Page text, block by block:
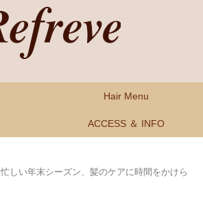
Hair Menu
ACCESS ＆ INFO
忙しい年末シーズン、髪のケアに時間をかけら